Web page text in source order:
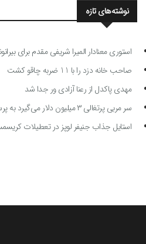
نوشته‌های تازه
استوری معنادار المیرا شریفی مقدم برای
صاحب خانه دزد را با 11 ضربه چاقو کشت
مهدی پاکدل از رعنا آزادی ور جدا شد
سر مربی پرتغالی ۳ میلیون دلار می‌گیرد به پرسپولیس می‌آید
استایل جذاب جنیفر لوپز در تعطیلات